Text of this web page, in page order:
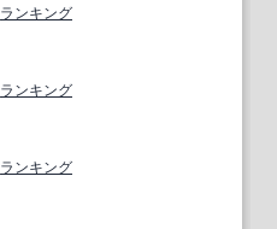
ランキング
ランキング
ランキング